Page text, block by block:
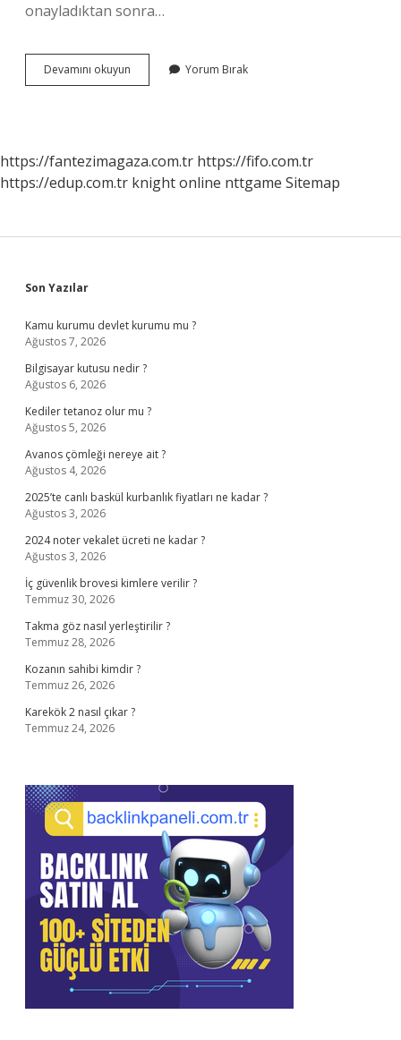
onayladıktan sonra…
Devamını okuyun
Devletten
Yorum Bırak
https://fantezimagaza.com.tr https://fifo.com.tr
https://edup.com.tr knight online nttgame Sitemap
Sidebar
Son Yazılar
Kamu kurumu devlet kurumu mu ?
Ağustos 7, 2026
Bilgisayar kutusu nedir ?
Ağustos 6, 2026
Kediler tetanoz olur mu ?
Ağustos 5, 2026
Avanos çömleği nereye ait ?
Ağustos 4, 2026
2025’te canlı baskül kurbanlık fiyatları ne kadar ?
Ağustos 3, 2026
2024 noter vekalet ücreti ne kadar ?
Ağustos 3, 2026
İç güvenlik brovesi kimlere verilir ?
Temmuz 30, 2026
Takma göz nasıl yerleştirilir ?
Temmuz 28, 2026
Kozanın sahibi kimdir ?
Temmuz 26, 2026
Karekök 2 nasıl çıkar ?
Temmuz 24, 2026